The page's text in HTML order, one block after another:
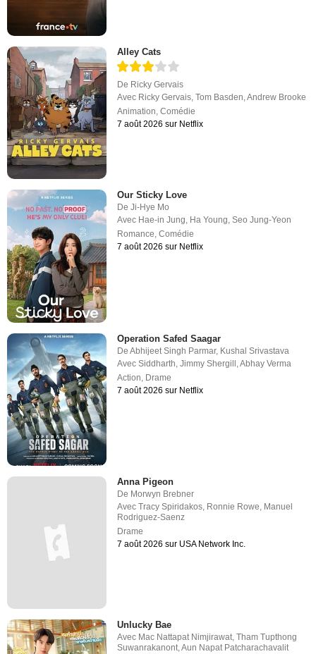
Alley Cats
De Ricky Gervais
Avec Ricky Gervais,Tom Basden,Andrew Brooke
Animation,Comédie
7 août 2026 sur Netflix
Our Sticky Love
DeJi-Hye Mo
Avec Hae-in Jung, Ha Young,Seo Jung-Yeon
Romance,Comédie
7 août 2026 sur Netflix
Operation Safed Saagar
DeAbhijeet Singh Parmar, Kushal Srivastava
AvecSiddharth ,Jimmy Shergill ,Abhay Verma
Action Drame
7 août 2026 sur Netflix
Anna Pigeon
De Morwyn Brebner
AvecTracy Spiridakos, Ronnie Rowe, Manuel
Rodriguez-Saenz
Drame
7 août 2026 sur USA Network Inc.
Unlucky Bae
Avec Mac Nattapat Nimjirawat,Tham Tupthong
Suwanrakanont,Aun Napat Patcharachavalit